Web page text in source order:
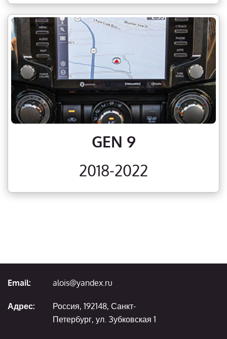
GEN 9
2018-2022
Email: alois@yandex.ru
Адрес:
Россия, 192148, Санкт-
Петербург, ул. Зубковская 1